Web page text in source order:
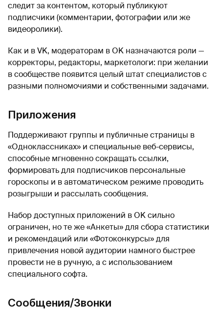
следит за контентом, который публикуют
подписчики (комментарии, фотографии или же
видеоролики).
Как и в VK, модераторам в OK назначаются роли —
корректоры, редакторы, маркетологи: при желании
в сообществе появится целый штат специалистов с
разными полномочиями и собственными задачами.
Приложения
Поддерживают группы и публичные страницы в
«Одноклассниках» и специальные веб-сервисы,
способные мгновенно сокращать ссылки,
формировать для подписчиков персональные
гороскопы и в автоматическом режиме проводить
розыгрыши и рассылать сообщения.
Набор доступных приложений в OK сильно
ограничен, но те же «Анкеты» для сбора статистики
и рекомендаций или «Фотоконкурсы» для
привлечения новой аудитории намного быстрее
провести не в ручную, а с использованием
специального софта.
Сообщения/Звонки